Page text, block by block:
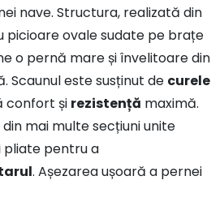
nave. Structura, realizată din
picioare ovale sudate pe brațe
o pernă mare și învelitoare din
Scaunul este susținut de curele
confort și rezistență maximă.
mai multe secțiuni unite
pentru a
. Așezarea ușoară a pernei